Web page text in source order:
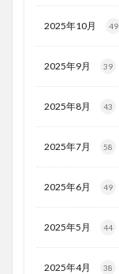
2025年10月 49
2025年9月 39
2025年8月 43
2025年7月 58
2025年6月 49
2025年5月 44
2025年4月 38